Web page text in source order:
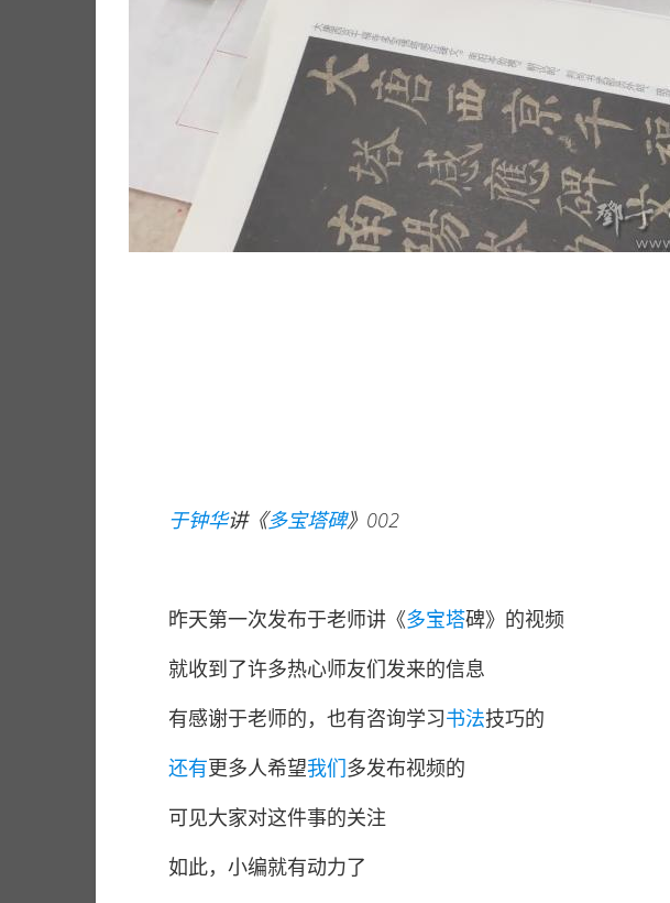
于钟华讲《多宝塔碑》002
昨天第一次发布于老师讲《多宝塔碑》的视频
就收到了许多热心师友们发来的信息
有感谢于老师的，也有咨询学习书法技巧的
还有更多人希望我们多发布视频的
可见大家对这件事的关注
如此，小编就有动力了